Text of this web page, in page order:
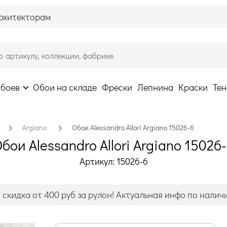
Обои на складе Фрески Лепнина Краски
Argiano Обои Alessandro Allori Argiano 15026-6
Alessandro Allori Argiano
Артикул: 15026-6
от 400 руб за рулон! Актуальная инфо по